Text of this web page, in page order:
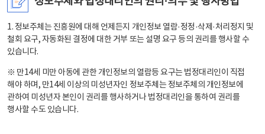
1. 정보주체는 진흥원에 대해 언제든지 개인정보 열람·정정·삭제·처리정지 및
철회 요구, 자동화된 결정에 대한 거부 또는 설명 요구 등의 권리를 행사할 수
있습니다.
※ 만14세 미만 아동에 관한 개인정보의 열람등 요구는 법정대리인이 직접
해야 하며, 만14세 이상의 미성년자인 정보주체는 정보주체의 개인정보에
관하여 미성년자 본인이 권리를 행사하거나 법정대리인을 통하여 권리를
행사할 수도 있습니다.